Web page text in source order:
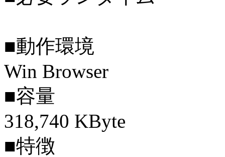
■動作環境
Win Browser
■容量
318,740 KByte
■特徴